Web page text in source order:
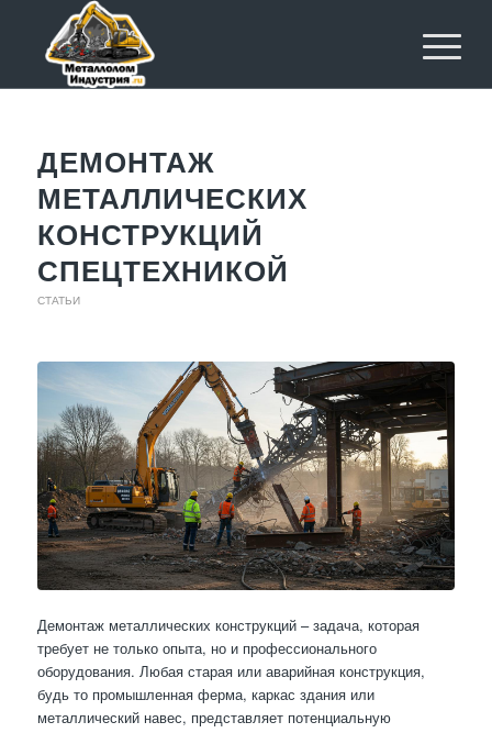
ДЕМОНТАЖ
МЕТАЛЛИЧЕСКИХ
КОНСТРУКЦИЙ
СПЕЦТЕХНИКОЙ
СТАТЬИ
Демонтаж металлических конструкций – задача, которая
требует не только опыта, но и профессионального
оборудования. Любая старая или аварийная конструкция,
будь то промышленная ферма, каркас здания или
металлический навес, представляет потенциальную